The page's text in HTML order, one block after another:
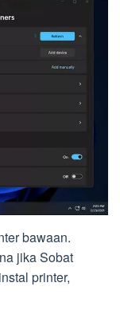
bawaan.
jika Sobat
printer,